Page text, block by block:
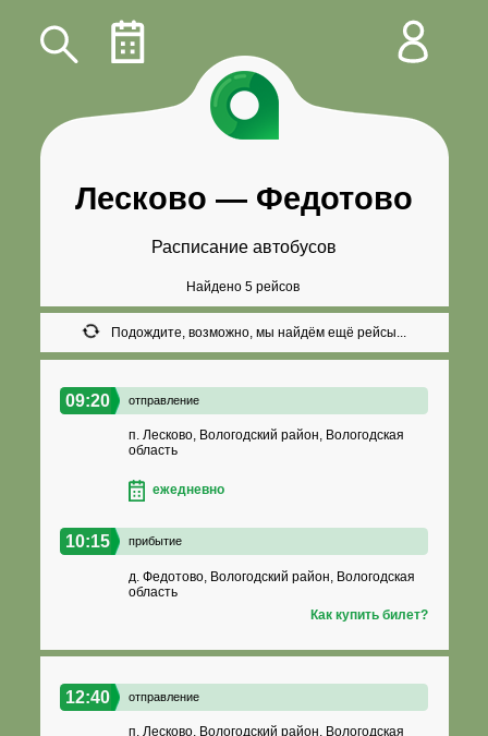
Лесково — Федотово
Расписание автобусов
Найдено 5 рейсов
Подождите, возможно, мы найдём ещё рейсы...
09:20 отправление
п. Лесково, Вологодский район, Вологодская
область
ежедневно
10:15 прибытие
д. Федотово, Вологодский район, Вологодская
область
Как купить билет?
12:40 отправление
п. Лесково, Вологодский район, Вологодская